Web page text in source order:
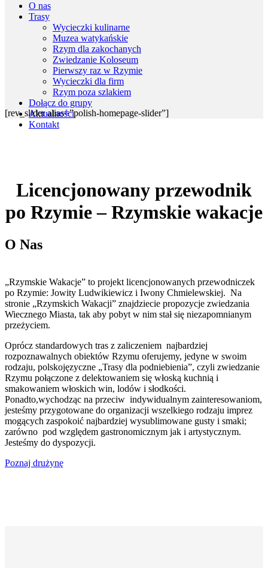
O nas
Trasy
Wycieczki kulinarne
Muzea watykańskie
Rzym dla zakochanych
Zwiedzanie Koloseum
Pierwszy raz w Rzymie
Wycieczki dla firm
Rzym poza szlakiem
Dołącz do grupy
Aktualności
Kontakt
[rev_slider alias=”polish-homepage-slider”]
Licencjonowany przewodnik
po Rzymie – Rzymskie wakacje
O Nas
„Rzymskie Wakacje” to projekt licencjonowanych przewodniczek
po Rzymie: Jowity Ludwikiewicz i Iwony Chmielewskiej. Na
stronie „Rzymskich Wakacji” znajdziecie propozycje zwiedzania
Wiecznego Miasta, tak aby pobyt w nim stał się niezapomnianym
przeżyciem.
Oprócz standardowych tras z zaliczeniem najbardziej
rozpoznawalnych obiektów Rzymu oferujemy, jedyne w swoim
rodzaju, polskojęzyczne „Trasy dla podniebienia”, czyli zwiedzanie
Rzymu połączone z delektowaniem się włoską kuchnią i
smakowaniem włoskich win, lodów i słodkości.
Ponadto,wychodząc na przeciw indywidualnym zainteresowaniom,
jesteśmy przygotowane do organizacji wszelkiego rodzaju imprez
mogących zaspokoić najbardziej wysublimowane gusty i smaki;
zarówno pod względem gastronomicznym jak i artystycznym.
Jesteśmy do dyspozycji.
Poznaj drużynę